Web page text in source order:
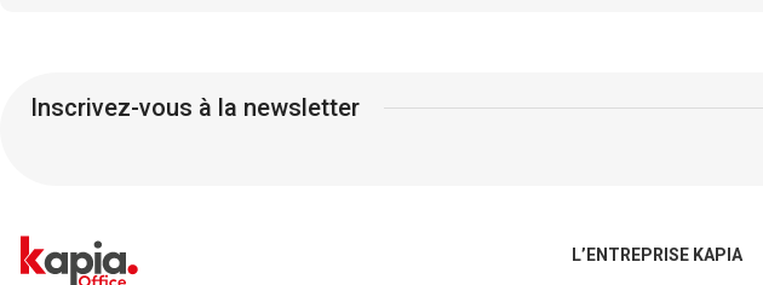
Inscrivez-vous à la newsletter
L’ENTREPRISE KAPIA